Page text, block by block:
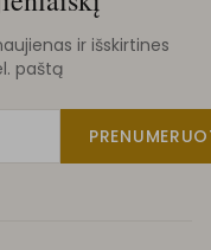
ir išskirtines
paštą